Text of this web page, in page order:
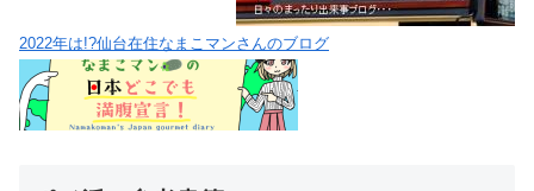
2022年は!?仙台在住なまこマンさんのブログ